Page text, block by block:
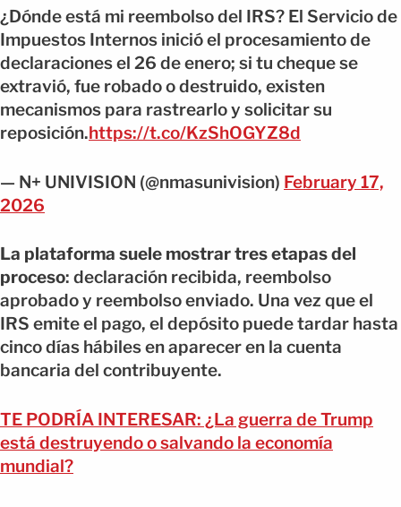
¿Dónde está mi reembolso del IRS? El Servicio de
Impuestos Internos inició el procesamiento de
declaraciones el 26 de enero; si tu cheque se
extravió, fue robado o destruido, existen
mecanismos para rastrearlo y solicitar su
reposición.https://t.co/KzShOGYZ8d
— N+ UNIVISION (@nmasunivision) February 17,
2026
La plataforma suele mostrar tres etapas del
proceso: declaración recibida, reembolso
aprobado y reembolso enviado. Una vez que el
IRS emite el pago, el depósito puede tardar hasta
cinco días hábiles en aparecer en la cuenta
bancaria del contribuyente.
TE PODRÍA INTERESAR: ¿La guerra de Trump
está destruyendo o salvando la economía
mundial?